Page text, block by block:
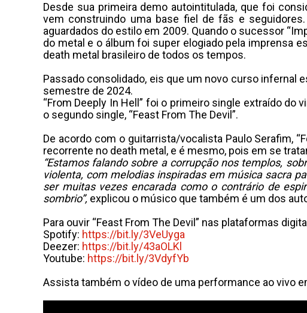
Desde sua primeira demo autointitulada, que foi
vem construindo uma base fiel de fãs e
aguardados do estilo em 2009. Quando o sucessor
do metal e o álbum foi super elogiado pela imprensa
death metal brasileiro de todos os tempos.
Passado consolidado, eis que um novo curso infernal
semestre de 2024.
“From Deeply In Hell” foi o primeiro single extraído do
o segundo single, “Feast From The Devil”.
De acordo com o guitarrista/vocalista Paulo Serafim,
recorrente no death metal, e é mesmo, pois em se
“Estamos falando sobre a corrupção nos templos,
violenta, com melodias inspiradas em música sacra
ser muitas vezes encarada como o contrário de
sombrio”, explicou o músico que também é um dos
Para ouvir “Feast From The Devil” nas plataformas
Spotify: https://bit.ly/3VeUyga
Deezer: https://bit.ly/43aOLKl
Youtube: https://bit.ly/3VdyfYb
Assista também o vídeo de uma performance ao vivo